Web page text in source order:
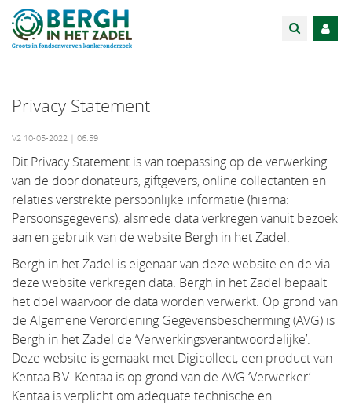
Privacy Statement
V2 10-05-2022 | 06:59
Dit Privacy Statement is van toepassing op de verwerking
van de door donateurs, giftgevers, online collectanten en
relaties verstrekte persoonlijke informatie (hierna:
Persoonsgegevens), alsmede data verkregen vanuit bezoek
aan en gebruik van de website Bergh in het Zadel.
Bergh in het Zadel is eigenaar van deze website en de via
deze website verkregen data. Bergh in het Zadel bepaalt
het doel waarvoor de data worden verwerkt. Op grond van
de Algemene Verordening Gegevensbescherming (AVG) is
Bergh in het Zadel de ‘Verwerkingsverantwoordelijke’.
Deze website is gemaakt met Digicollect, een product van
Kentaa B.V. Kentaa is op grond van de AVG ‘Verwerker’.
Kentaa is verplicht om adequate technische en